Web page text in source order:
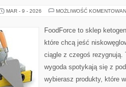
MAR - 9 - 2026 MOŻLIWOŚĆ
FoodForce to sklep
które chcą jeść
ciągle z czegoś rezygnują.
wygoda spotykają się z
wybierasz produkty, które